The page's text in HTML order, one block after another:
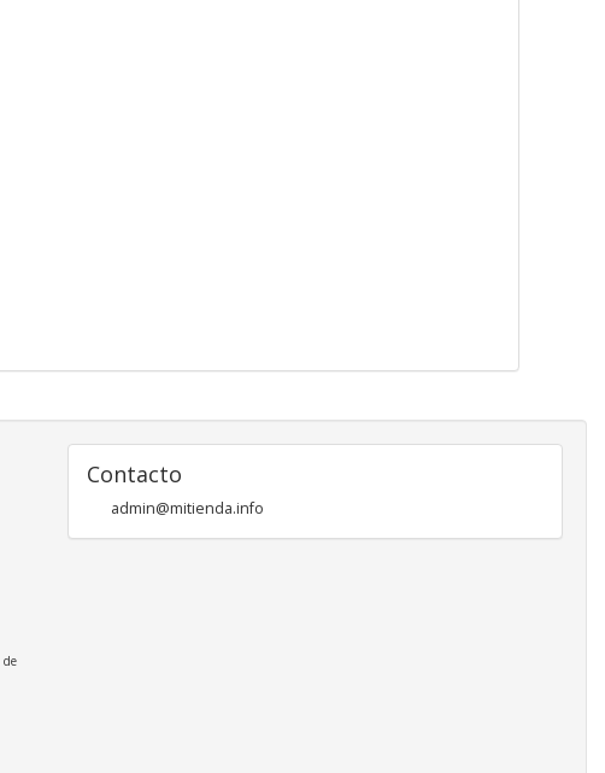
Contacto
admin@mitienda.info